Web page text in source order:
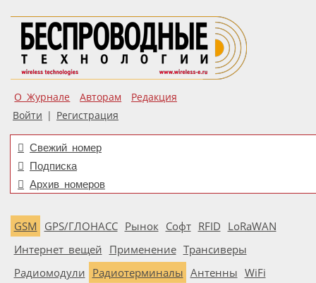
О Журнале Авторам
Редакция
Войти | Регистрация
Свежий номер
Подписка
Архив номеров
GSM GPS/ГЛОНАСС Рынок Софт RFID LoRaWAN
Интернет вещей Применение Трансиверы
Радиомодули Радиотерминалы Антенны WiFi